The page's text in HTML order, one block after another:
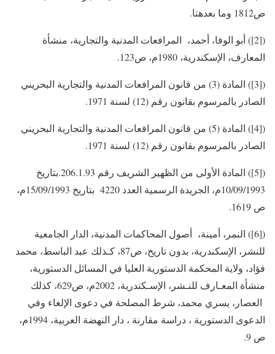
ص1812 وما بعدهتا.
([2]) أبو الوفا، أحمد، المرافعات المدنية والتجارية، منشأة
المعارف، الإسكندرية، 1980م، ص123.
([3]) المادة (3) من قانون المرافعات المدنية والتجارية البحريني
الصادر بالمرسوم بقانون رقم (12) لسنة 1971.
([4]) المادة (5) من قانون المرافعات المدنية والتجارية البحريني
الصادر بالمرسوم بقانون رقم (12) لسنة 1971.
([5]) المادة الأولى من الظهير الشريف رقم 206.1.93.بتاريخ
10/09/1993م، الجريدة الرسمية العدد 4220 بتاريخ 15/09/1993م،
ص 1619.
([6]) النمر، أمينة، أصول المحاكمات المدنية، الدار الجامعية
للنشر، الإسكندرية، بدون تاريخ، ص87، كـذلك عبد الباسط، محمد
فؤاد، ولاية المحكمة الدستورية العليا في المسائل الدستورية،
منشأة المعـارف للنـشر، الإسـكندرية، 2002م، ص629، كذلك
العصار، يسري محمد، شرط المصلحة في دعوى الإلغاء وفي
الدعوى الدستورية ، دراسة مقارنة ، دار النهضة العربية، 1994م،
ص 9.